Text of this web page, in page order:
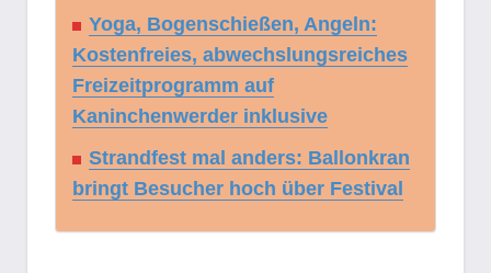
Yoga, Bogenschießen, Angeln:
Kostenfreies, abwechslungsreiches
Freizeitprogramm auf
Kaninchenwerder inklusive
Strandfest mal anders: Ballonkran
bringt Besucher hoch über Festival